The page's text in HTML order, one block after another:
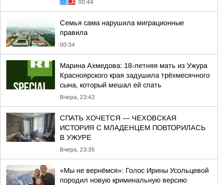
00:44
Семья сама нарушила миграционные
правила
00:34
Марина Ахмедова: 18-летняя мать из Ужура
Красноярского края задушила трёхмесячного
сына, который мешал ей спать
Вчера, 23:42
СПАТЬ ХОЧЕТСЯ — ЧЕХОВСКАЯ
ИСТОРИЯ С МЛАДЕНЦЕМ ПОВТОРИЛАСЬ
В УЖУРЕ
Вчера, 23:35
«Мы не вернёмся»: Голос Ирины Усольцевой
породил новую криминальную версию